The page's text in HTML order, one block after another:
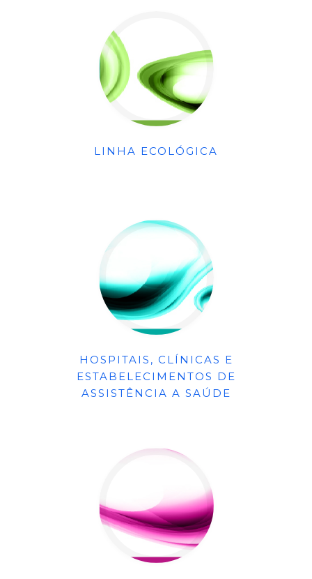
LINHA ECOLÓGICA
HOSPITAIS, CLÍNICAS E
ESTABELECIMENTOS DE
ASSISTÊNCIA A SAÚDE